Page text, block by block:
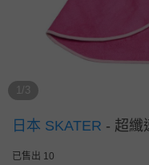
1/3
日本 SKATER - 超纖
已售出 10